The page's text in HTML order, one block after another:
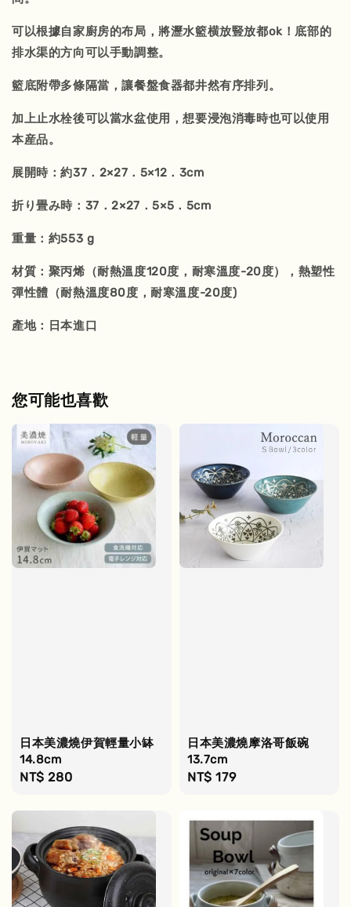
可以根據自家廚房的布局，將瀝水籃横放豎放都ok！底部的
排水渠的方向可以手動調整。
籃底附帶多條隔當，讓餐盤食器都井然有序排列。
加上止水栓後可以當水盆使用，想要浸泡消毒時也可以使用
本産品。
展開時：約37．2×27．5×12．3cm
折り畳み時：37．2×27．5×5．5cm
重量：約553 g
材質：聚丙烯（耐熱溫度120度，耐寒溫度-20度），熱塑性
彈性體（耐熱溫度80度，耐寒溫度-20度)
產地：日本進口
您可能也喜歡
日本美濃燒伊賀輕量小缽
14.8cm
Regular
NT$ 280
日本美濃燒摩洛哥飯碗
13.7cm
Regular
NT$ 179